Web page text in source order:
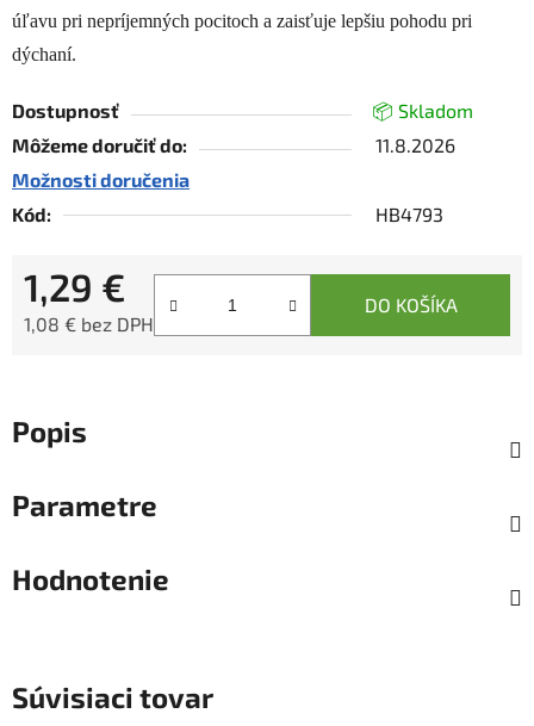
úľavu pri nepríjemných pocitoch a zaisťuje lepšiu pohodu pri
dýchaní.
Dostupnosť
📦 Skladom
Môžeme doručiť do:
11.8.2026
Možnosti doručenia
Kód:
HB4793
1,29 €
1,08 € bez DPH
DO KOŠÍKA
Popis
Parametre
Hodnotenie
Súvisiaci tovar